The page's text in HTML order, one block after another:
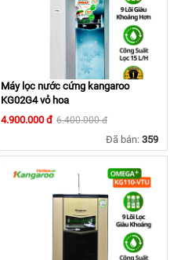
Máy lọc nước cứng kangaroo
KG02G4 vỏ hoa
4.900.000 đ 6.400.000 đ
Đã bán: 359